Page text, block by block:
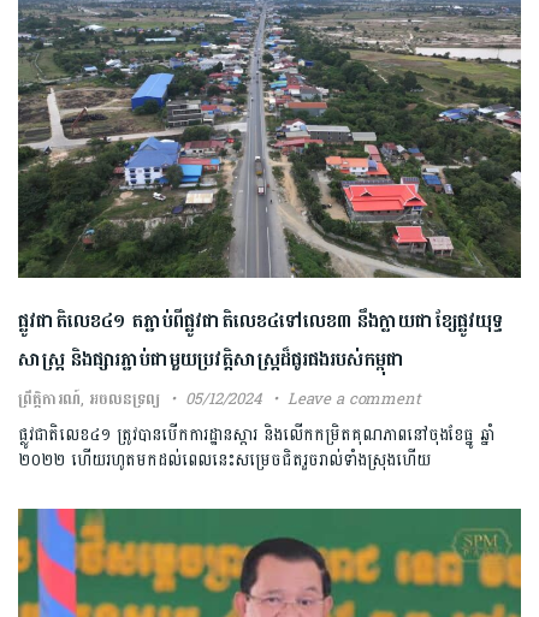
ផ្លូវជាតិ​លេខ​៤១​ តភ្ជាប់ពី​ផ្លូវជាតិលេខ​៤ទៅ​លេខ៣ នឹង​ក្លាយជា​ខ្សែផ្លូវ​យុទ្ធ
សាស្ត្រ​ និង​ផ្សារ​​ភ្ជាប់​​ជា​មួយ​ប្រវត្តិ​សាស្ត្រ​ដ៏ផូរផងរបស់កម្ពុជា​
ព្រឹត្តិការណ៍, អចលនទ្រព្យ 05/12/2024 Leave a comment
ផ្លូវជាតិលេខ​៤១ ត្រូវបាន​បើកការដ្ឋាន​ស្ដារ និងលើកកម្រិតគុណភាព​នៅចុង​ខែធ្នូ ឆ្នាំ
២០២២​ ហើយរហូតមកដល់ពេលនេះសម្រេចជិត​រួចរាល់ទាំងស្រុង​ហើយ